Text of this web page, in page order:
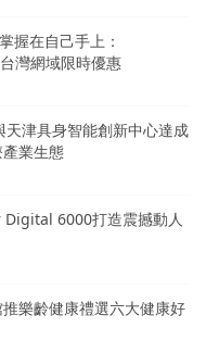
握在自己手上：
灣網域限時優惠
津具身智能創新中心達成
業生態
6000打造震撼動人
樂齡健康禮選六大健康好